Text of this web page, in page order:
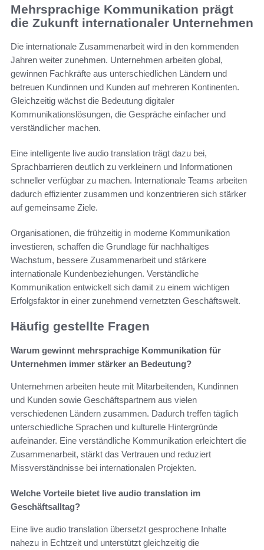
Mehrsprachige Kommunikation prägt
die Zukunft internationaler Unternehmen
Die internationale Zusammenarbeit wird in den kommenden
Jahren weiter zunehmen. Unternehmen arbeiten global,
gewinnen Fachkräfte aus unterschiedlichen Ländern und
betreuen Kundinnen und Kunden auf mehreren Kontinenten.
Gleichzeitig wächst die Bedeutung digitaler
Kommunikationslösungen, die Gespräche einfacher und
verständlicher machen.
Eine intelligente live audio translation trägt dazu bei,
Sprachbarrieren deutlich zu verkleinern und Informationen
schneller verfügbar zu machen. Internationale Teams arbeiten
dadurch effizienter zusammen und konzentrieren sich stärker
auf gemeinsame Ziele.
Organisationen, die frühzeitig in moderne Kommunikation
investieren, schaffen die Grundlage für nachhaltiges
Wachstum, bessere Zusammenarbeit und stärkere
internationale Kundenbeziehungen. Verständliche
Kommunikation entwickelt sich damit zu einem wichtigen
Erfolgsfaktor in einer zunehmend vernetzten Geschäftswelt.
Häufig gestellte Fragen
Warum gewinnt mehrsprachige Kommunikation für
Unternehmen immer stärker an Bedeutung?
Unternehmen arbeiten heute mit Mitarbeitenden, Kundinnen
und Kunden sowie Geschäftspartnern aus vielen
verschiedenen Ländern zusammen. Dadurch treffen täglich
unterschiedliche Sprachen und kulturelle Hintergründe
aufeinander. Eine verständliche Kommunikation erleichtert die
Zusammenarbeit, stärkt das Vertrauen und reduziert
Missverständnisse bei internationalen Projekten.
Welche Vorteile bietet live audio translation im
Geschäftsalltag?
Eine live audio translation übersetzt gesprochene Inhalte
nahezu in Echtzeit und unterstützt gleichzeitig die